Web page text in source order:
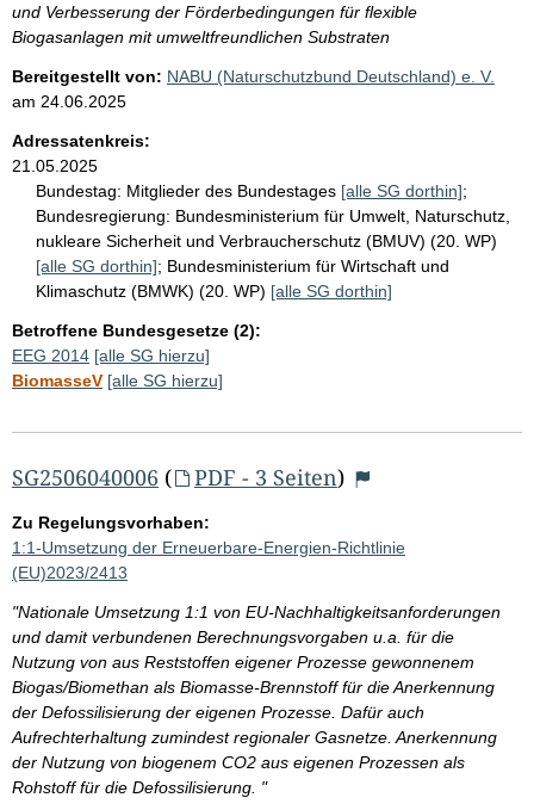
und Verbesserung der Förderbedingungen für flexible
Biogasanlagen mit umweltfreundlichen Substraten
Bereitgestellt von: NABU (Naturschutzbund Deutschland) e. V.
am 24.06.2025
Adressatenkreis:
21.05.2025
Bundestag: Mitglieder des Bundestages [alle SG dorthin];
Bundesregierung: Bundesministerium für Umwelt, Naturschutz,
nukleare Sicherheit und Verbraucherschutz (BMUV) (20. WP)
[alle SG dorthin]; Bundesministerium für Wirtschaft und
Klimaschutz (BMWK) (20. WP) [alle SG dorthin]
Betroffene Bundesgesetze (2):
EEG 2014 [alle SG hierzu]
BiomasseV [alle SG hierzu]
SG2506040006 ( PDF - 3 Seiten)
Zu Regelungsvorhaben:
1:1-Umsetzung der Erneuerbare-Energien-Richtlinie
(EU)2023/2413
"Nationale Umsetzung 1:1 von EU-Nachhaltigkeitsanforderungen
und damit verbundenen Berechnungsvorgaben u.a. für die
Nutzung von aus Reststoffen eigener Prozesse gewonnenem
Biogas/Biomethan als Biomasse-Brennstoff für die Anerkennung
der Defossilisierung der eigenen Prozesse. Dafür auch
Aufrechterhaltung zumindest regionaler Gasnetze. Anerkennung
der Nutzung von biogenem CO2 aus eigenen Prozessen als
Rohstoff für die Defossilisierung. "